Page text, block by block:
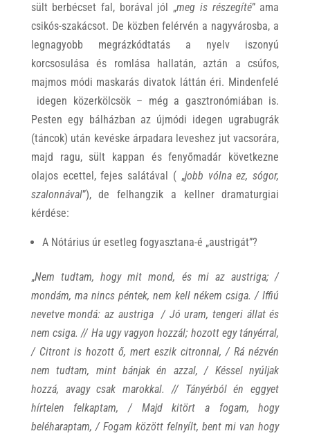
sült berbécset fal, borával jól „meg is részegíté” ama
csikós-szakácsot. De közben felérvén a nagyvárosba, a
legnagyobb megrázkódtatás a nyelv iszonyú
korcsosulása és romlása hallatán, aztán a csúfos,
majmos módi maskarás divatok láttán éri. Mindenfelé
idegen közerkölcsök – még a gasztronómiában is.
Pesten egy bálházban az újmódi idegen ugrabugrák
(táncok) után kevéske árpadara leveshez jut vacsorára,
majd ragu, sült kappan és fenyőmadár következne
olajos ecettel, fejes salátával ( „jobb vólna ez, sógor,
szalonnával”), de felhangzik a kellner dramaturgiai
kérdése:
A Nótárius úr esetleg fogyasztana-é „austrigát”?
„Nem tudtam, hogy mit mond, és mi az austriga; /
mondám, ma nincs péntek, nem kell nékem csiga. / Iffiú
nevetve mondá: az austriga / Jó uram, tengeri állat és
nem csiga. // Ha ugy vagyon hozzál; hozott egy tányérral,
/ Citront is hozott ő, mert eszik citronnal, / Rá nézvén
nem tudtam, mint bánjak én azzal, / Késsel nyúljak
hozzá, avagy csak marokkal. // Tányérból én eggyet
hírtelen felkaptam, / Majd kitört a fogam, hogy
beléharaptam, / Fogam között felnyílt, bent mi van hogy